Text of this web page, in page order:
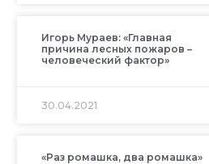
Игорь Мураев: «Главная
причина лесных пожаров –
человеческий фактор»
30.04.2021
«Раз ромашка, два ромашка»